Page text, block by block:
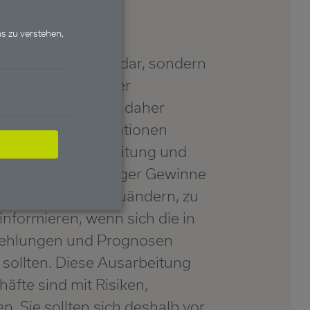
Angebots dar, sondern
Die in dieser
und sind daher
sonstige Indikationen
der Ausarbeitung und
zukünftiger Gewinne
Dokument abzuändern, zu
wenn sich die in
und Prognosen
Diese Ausarbeitung
sind mit Risiken,
zu verstehen,